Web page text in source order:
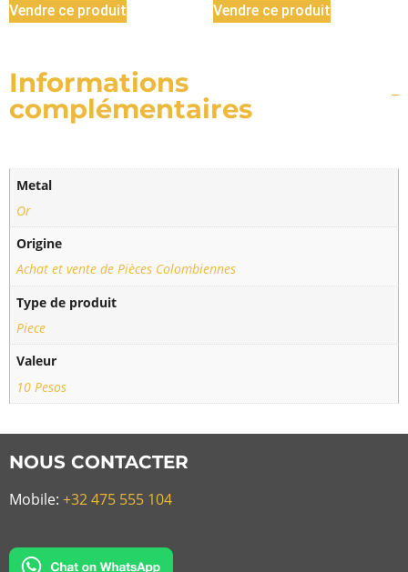
Vendre ce produit Vendre ce produit
Informations
complémentaires
Metal
Or
Origine
Achat et vente de Pièces Colombiennes
Type de produit
Piece
Valeur
10 Pesos
NOUS CONTACTER
Mobile: +32 475 555 104